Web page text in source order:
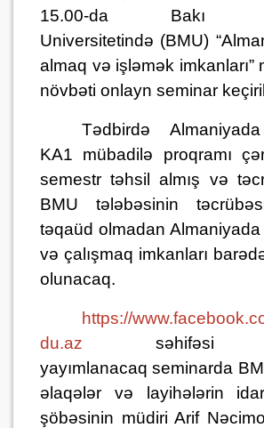
15.00-da Bakı
Universitetində (BMU)
almaq və işləmək imkanları”
növbəti onlayn seminar
Tədbirdə
KA1 mübadilə proqramı
semestr təhsil almış və
BMU tələbəsinin
təqaüd olmadan
və çalışmaq imkanları
olunacaq.
https://
du.az səhifəsi
yayımlanacaq seminarda
əlaqələr və layihələrin
şöbəsinin müdiri Arif